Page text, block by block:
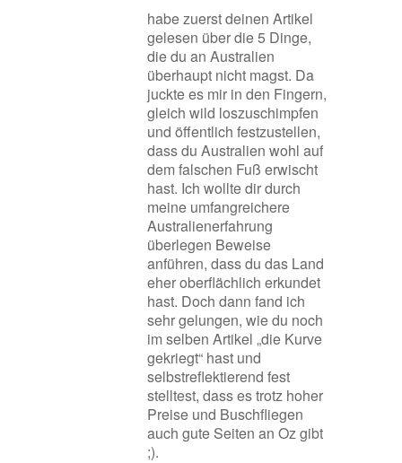
habe zuerst deinen Artikel
gelesen über die 5 Dinge,
die du an Australien
überhaupt nicht magst. Da
juckte es mir in den Fingern,
gleich wild loszuschimpfen
und öffentlich festzustellen,
dass du Australien wohl auf
dem falschen Fuß erwischt
hast. Ich wollte dir durch
meine umfangreichere
Australienerfahrung
überlegen Beweise
anführen, dass du das Land
eher oberflächlich erkundet
hast. Doch dann fand ich
sehr gelungen, wie du noch
im selben Artikel „die Kurve
gekriegt“ hast und
selbstreflektierend fest
stelltest, dass es trotz hoher
Preise und Buschfliegen
auch gute Seiten an Oz gibt
;).